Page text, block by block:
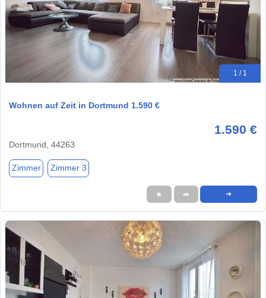
1 / 1
Wohnen auf Zeit in Dortmund 1.590 €
1.590 €
Dortmund, 44263
Zimmer Zimmer 3
★ ➦ ➜